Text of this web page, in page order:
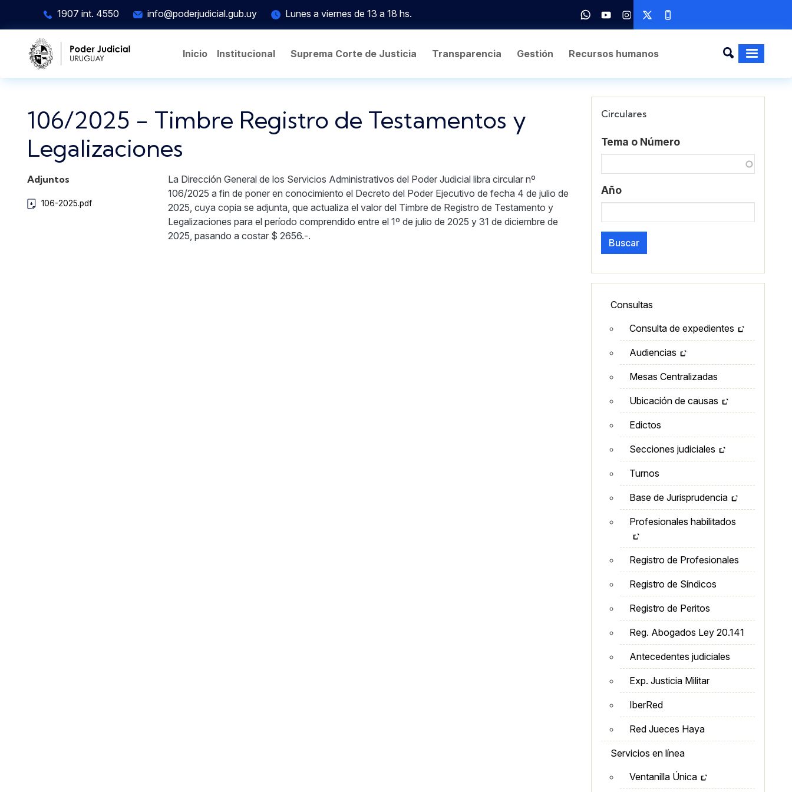
1907 int. 4550 info@poderjudicial.gub.uy Lunes a viernes de 13 a 18 hs.
Inicio Institucional Suprema Corte de Justicia Transparencia Gestión Recursos humanos
106/2025 - Timbre Registro de Testamentos y
Legalizaciones
Adjuntos
106-2025.pdf
La Dirección General de los Servicios Administrativos del Poder Judicial libra circular nº
106/2025 a fin de poner en conocimiento el Decreto del Poder Ejecutivo de fecha 4 de julio de
2025, cuya copia se adjunta, que actualiza el valor del Timbre de Registro de Testamento y
Legalizaciones para el período comprendido entre el 1º de julio de 2025 y 31 de diciembre de
2025, pasando a costar $ 2656.-.
Circulares
Tema o Número
Año
Buscar
Lateral - Menú secundario
Consultas
Consulta de expedientes
Audiencias
Mesas Centralizadas
Ubicación de causas
Edictos
Secciones judiciales
Turnos
Base de Jurisprudencia
Profesionales habilitados
Registro de Profesionales
Registro de Síndicos
Registro de Peritos
Reg. Abogados Ley 20.141
Antecedentes judiciales
Exp. Justicia Militar
IberRed
Red Jueces Haya
Servicios en línea
Ventanilla Única